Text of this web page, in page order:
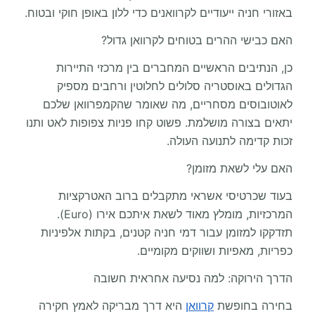
באזורי חניה ייעודיים לקרוואנים כדי ללון באופן חוקי ובטוח.
האם כבישי ההרים בטוחים לקרוואן גדול?
כן, הנתיבים הראשיים המחברים בין מרכזי התיירות
הגדולים באוסטריה סלולים לחלוטין ורחבים מספיק
לאוטובוסים מסחריים, מה שאומר שהקמפרוואן שלכם
יתאים בצורה מושלמת. פשוט קחו פניות צפופות לאט ותנו
זכות קדימה לתנועה העולה.
האם עלי לשאת מזומן?
בעוד שכרטיסי אשראי מתקבלים ברוב האטרקציות
המרכזיות, מומלץ מאוד לשאת איתכם אירו (Euro).
תזדקקו למזומן עבור דמי חניה קטנים, בקתות אלפיניות
כפריות, מאפיות ושווקים מקומיים.
הדרך הירוקה: למה נסיעה אחראית חשובה
בחירה בחופשת קרוואן היא דרך מבריקה לאמץ חקירה